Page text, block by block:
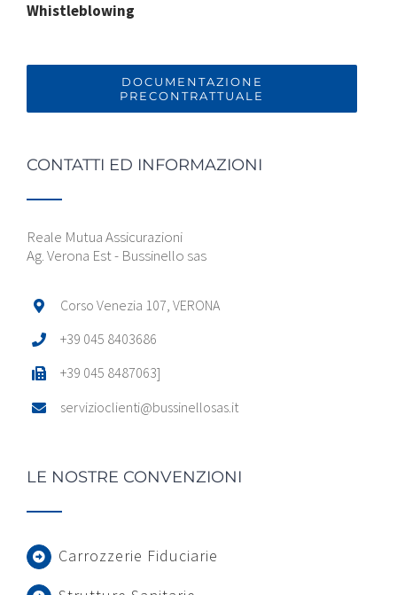
Whistleblowing
DOCUMENTAZIONE
PRECONTRATTUALE
CONTATTI ED INFORMAZIONI
Reale Mutua Assicurazioni
Ag. Verona Est - Bussinello sas
Corso Venezia 107, VERONA
+39 045 8403686
+39 045 8487063]
servizioclienti@bussinellosas.it
LE NOSTRE CONVENZIONI
Carrozzerie Fiduciarie